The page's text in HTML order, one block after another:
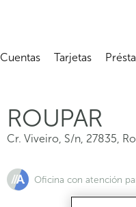
Cuentas
Abrir submenú
Tarjetas
Abrir
ROUPAR
Cr. Viveiro, S/n, 27835,
Oficina con atención